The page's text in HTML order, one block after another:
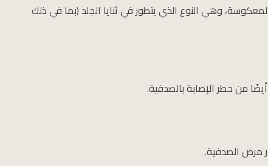
وهي النوع الذي يتطور في ثنايا الجلد (بما في ذلك
من خطر الإصابة بالصدفية.
مرض الصدفية.